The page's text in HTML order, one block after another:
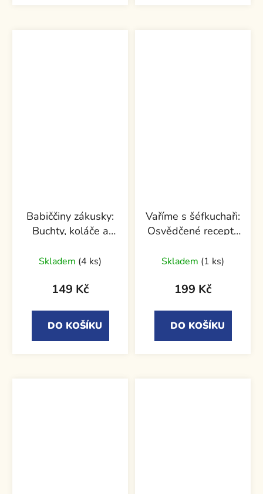
Babiččiny zákusky:
Buchty, koláče a
babiček
Skladem (4 ks)
149 Kč
DO KOŠÍKU
Vaříme s šéfkuchaři:
Osvědčené recepty
Skladem (1 ks)
199 Kč
DO KOŠÍKU